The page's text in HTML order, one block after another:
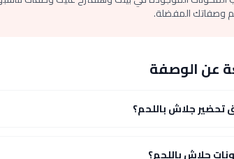
وصفاتك المفضلة.
عن الوصفة
جلاش باللحم؟
جلاش باللحم؟